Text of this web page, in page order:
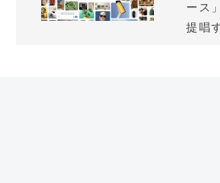
ース
提唱